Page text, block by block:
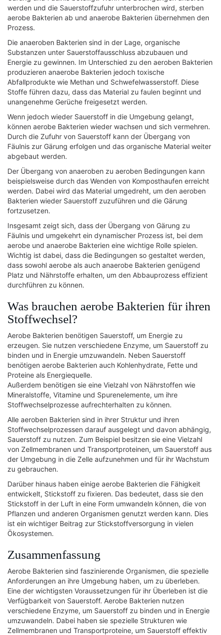
werden und die Sauerstoffzufuhr unterbrochen wird, sterben
aerobe Bakterien ab und anaerobe Bakterien übernehmen den
Prozess.
Die anaeroben Bakterien sind in der Lage, organische
Substanzen unter Sauerstoffausschluss abzubauen und
Energie zu gewinnen. Im Unterschied zu den aeroben Bakterien
produzieren anaerobe Bakterien jedoch toxische
Abfallprodukte wie Methan und Schwefelwasserstoff. Diese
Stoffe führen dazu, dass das Material zu faulen beginnt und
unangenehme Gerüche freigesetzt werden.
Wenn jedoch wieder Sauerstoff in die Umgebung gelangt,
können aerobe Bakterien wieder wachsen und sich vermehren.
Durch die Zufuhr von Sauerstoff kann der Übergang von
Fäulnis zur Gärung erfolgen und das organische Material weiter
abgebaut werden.
Der Übergang von anaeroben zu aeroben Bedingungen kann
beispielsweise durch das Wenden von Komposthaufen erreicht
werden. Dabei wird das Material umgedreht, um den aeroben
Bakterien wieder Sauerstoff zuzuführen und die Gärung
fortzusetzen.
Insgesamt zeigt sich, dass der Übergang von Gärung zu
Fäulnis und umgekehrt ein dynamischer Prozess ist, bei dem
aerobe und anaerobe Bakterien eine wichtige Rolle spielen.
Wichtig ist dabei, dass die Bedingungen so gestaltet werden,
dass sowohl aerobe als auch anaerobe Bakterien genügend
Platz und Nährstoffe erhalten, um den Abbauprozess effizient
durchführen zu können.
Was brauchen aerobe Bakterien für ihren
Stoffwechsel?
Aerobe Bakterien benötigen Sauerstoff, um Energie zu
erzeugen. Sie nutzen verschiedene Enzyme, um Sauerstoff zu
binden und in Energie umzuwandeln. Neben Sauerstoff
benötigen aerobe Bakterien auch Kohlenhydrate, Fette und
Proteine als Energiequelle.
Außerdem benötigen sie eine Vielzahl von Nährstoffen wie
Mineralstoffe, Vitamine und Spurenelemente, um ihre
Stoffwechselprozesse aufrechterhalten zu können.
Alle aeroben Bakterien sind in ihrer Struktur und ihren
Stoffwechselprozessen darauf ausgelegt und davon abhängig,
Sauerstoff zu nutzen. Zum Beispiel besitzen sie eine Vielzahl
von Zellmembranen und Transportproteinen, um Sauerstoff aus
der Umgebung in die Zelle aufzunehmen und für ihr Wachstum
zu gebrauchen.
Darüber hinaus haben einige aerobe Bakterien die Fähigkeit
entwickelt, Stickstoff zu fixieren. Das bedeutet, dass sie den
Stickstoff in der Luft in eine Form umwandeln können, die von
Pflanzen und anderen Organismen genutzt werden kann. Dies
ist ein wichtiger Beitrag zur Stickstoffversorgung in vielen
Ökosystemen.
Zusammenfassung
Aerobe Bakterien sind faszinierende Organismen, die spezielle
Anforderungen an ihre Umgebung haben, um zu überleben.
Eine der wichtigsten Voraussetzungen für ihr Überleben ist die
Verfügbarkeit von Sauerstoff. Aerobe Bakterien nutzen
verschiedene Enzyme, um Sauerstoff zu binden und in Energie
umzuwandeln. Dabei haben sie spezielle Strukturen wie
Zellmembranen und Transportproteine, um Sauerstoff effektiv